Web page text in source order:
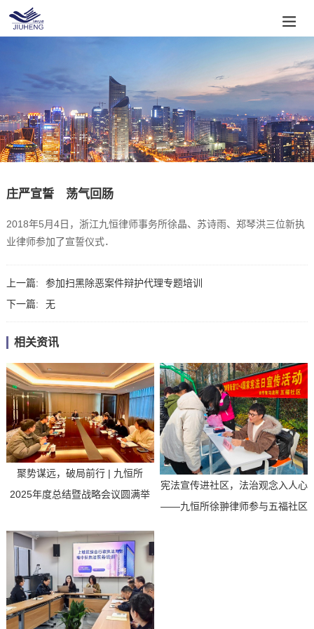
庄严宣誓 荡气回肠
2018年5月4日，浙江九恒律师事务所徐晶、苏诗雨、郑琴洪三位新执
业律师参加了宣誓仪式．
上一篇:
参加扫黑除恶案件辩护代理专题培训
下一篇:
无
相关资讯
聚势谋远，破局前行 | 九恒所
2025年度总结暨战略会议圆满举
宪法宣传进社区，法治观念入人心
——九恒所徐翀律师参与五福社区